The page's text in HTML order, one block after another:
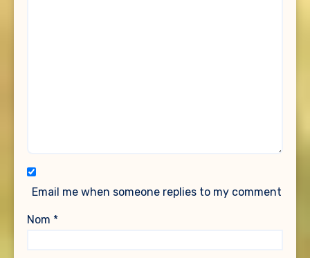
Email me when someone replies to my comment
Nom *